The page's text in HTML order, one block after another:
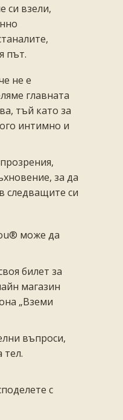
си взели,
път.
не е
главната
тъй като за
интимно и
за да
следващите си
може да
билет за
магазин
„Вземи
въпроси,
тел.
с